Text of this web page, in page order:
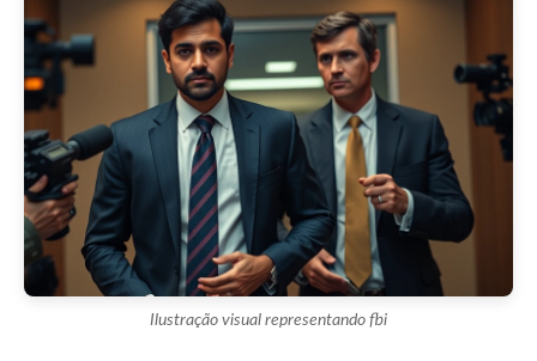
Ilustração visual representando fbi